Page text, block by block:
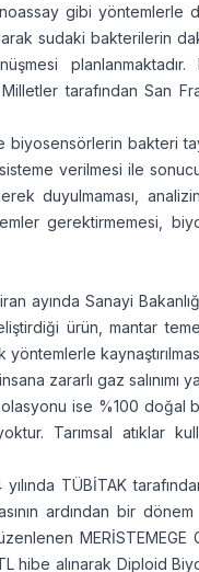
gibi yöntemlerle
sudaki bakterilerin
tarafından San
bakteri
verilmesi ile sonucun
duyulmaması,
gerektirmemesi,
ayında Sanayi
ürün, mantar
zararlı gaz salınımı
ise %100 doğal
Tarımsal atıklar
TÜBİTAK
ardından bir
MERİSTEMEGE
hibe alınarak Diploid